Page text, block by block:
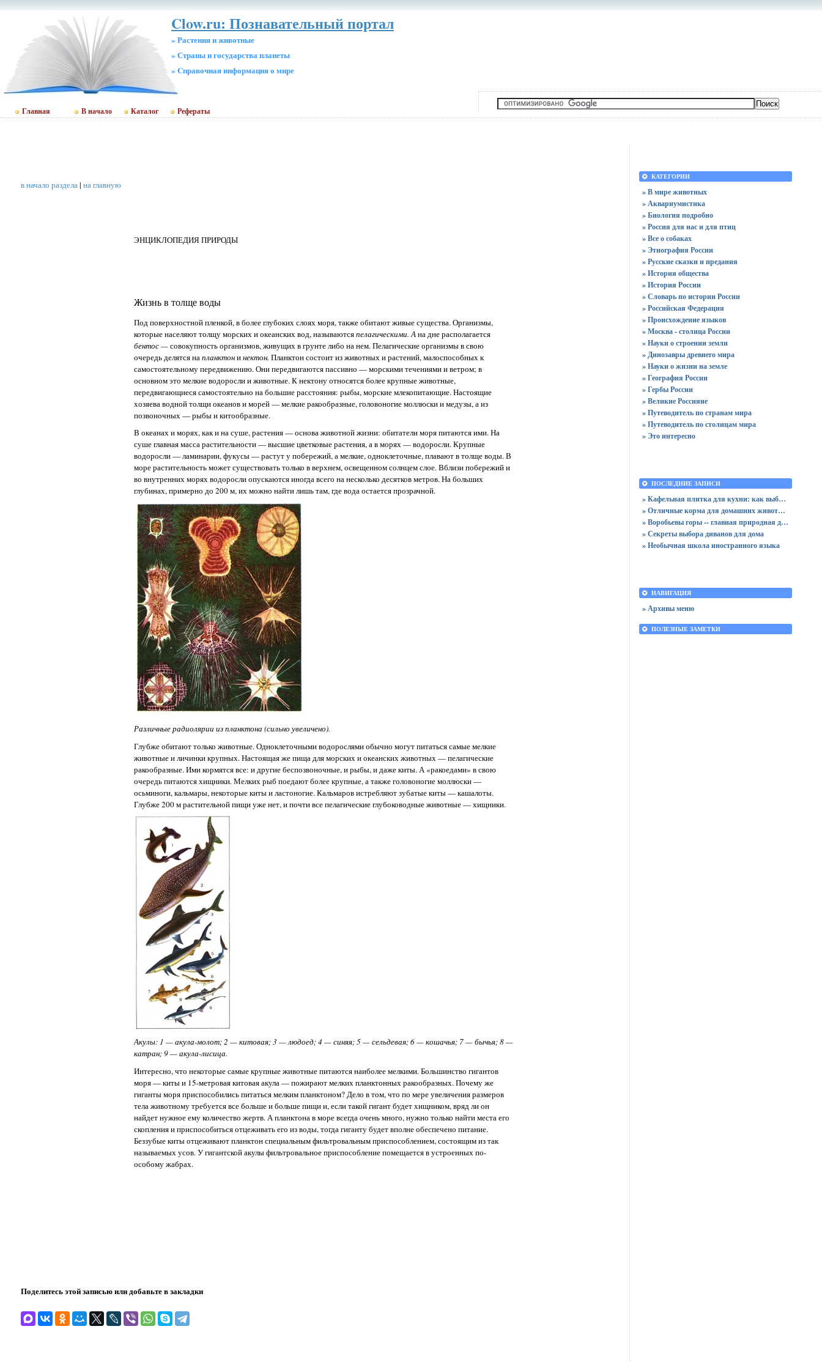
Clow.ru: Познавательный портал
» Растения и животные
» Страны и государства планеты
» Cправочная информация о мире
Главная В начало Каталог Рефераты
в начало раздела| на главную
ЭНЦИКЛОПЕДИЯ ПРИРОДЫ
Жизнь в толще воды
Под поверхностной пленкой, в более глубоких слоях моря, также обитают живые существа. Организмы,
которые населяют толщу морских и океанских вод, называютсяпелагическими. Ана дне располагается
бентос —совокупность организмов, живущих в грунте либо на нем. Пелагические организмы в свою
очередь делятся напланктонинектон. Планктон состоит из животных и растений, малоспособных к
самостоятельному передвижению. Они передвигаются пассивно — морскими течениями и ветром; в
основном это мелкие водоросли и животные. К нектону относятся более крупные животные,
передвигающиеся самостоятельно на большие расстояния: рыбы, морские млекопитающие. Настоящие
хозяева водной толщи океанов и морей — мелкие ракообразные, головоногие моллюски и медузы, а из
позвоночных — рыбы и китообразные.
В океанах и морях, как и на суше, растения — основа животной жизни: обитатели моря питаются ими. На
суше главная масса растительности — высшие цветковые растения, а в морях — водоросли. Крупные
водоросли — ламинарии, фукусы — растут у побережий, а мелкие, одноклеточные, плавают в толще воды. В
море растительность может существовать только в верхнем, освещенном солнцем слое. Вблизи побережий и
во внутренних морях водоросли опускаются иногда всего на несколько десятков метров. На больших
глубинах, примерно до 200 м, их можно найти лишь там, где вода остается прозрачной.
Различные радиолярии из планктона (сильно увеличено).
Глубже обитают только животные. Одноклеточными водорослями обычно могут питаться самые мелкие
животные и личинки крупных. Настоящая же пища для морских и океанских животных — пелагические
ракообразные. Ими кормятся все: и другие беспозвоночные, и рыбы, и даже киты. А «ракоедами» в свою
очередь питаются хищники. Мелких рыб поедают более крупные, а также головоногие моллюски —
осьминоги, кальмары, некоторые киты и ластоногие. Кальмаров истребляют зубатые киты — кашалоты.
Глубже 200 м растительной пищи уже нет, и почти все пелагические глубоководные животные — хищники.
Акулы: 1 — акула-молот; 2 — китовая; 3 — людоед; 4 — синяя; 5 — сельдевая; 6 — кошачья; 7 — бычья; 8 —
катран; 9 — акула-лисица.
Интересно, что некоторые самые крупные животные питаются наиболее мелкими. Большинство гигантов
моря — киты и 15-метровая китовая акула — пожирают мелких планктонных ракообразных. Почему же
гиганты моря приспособились питаться мелким планктоном? Дело в том, что по мере увеличения размеров
тела животному требуется все больше и больше пищи и, если такой гигант будет хищником, вряд ли он
найдет нужное ему количество жертв. А планктона в море всегда очень много, нужно только найти места его
скопления и приспособиться отцеживать его из воды, тогда гиганту будет вполне обеспечено питание.
Беззубые киты отцеживают планктон специальным фильтровальным приспособлением, состоящим из так
называемых усов. У гигантской акулы фильтровальное приспособление помещается в устроенных по-
особому жабрах.
Поделитесь этой записью или добавьте в закладки
КАТЕГОРИИ
» В мире животных
» Аквариумистика
» Биология подробно
» Россия для нас и для птиц
» Все о собаках
» Этнография России
» Русские сказки и предания
» История общества
» История России
» Словарь по истории России
» Российская Федерация
» Происхождение языков
» Москва - столица России
» Науки о строении земли
» Динозавры древнего мира
» Науки о жизни на земле
» География России
» Гербы России
» Великие Россияне
» Путеводитель по странам мира
» Путеводитель по столицам мира
» Это интересно
ПОСЛЕДНИЕ ЗАПИСИ
» Кафельная плитка для кухни: как выбрать практичную отделку
» Отличные корма для домашних животных
» Воробьевы горы -- главная природная достопримечательность Москвы
» Секреты выбора диванов для дома
» Необычная школа иностранного языка
НАВИГАЦИЯ
» Архивы меню
ПОЛЕЗНЫЕ ЗАМЕТКИ